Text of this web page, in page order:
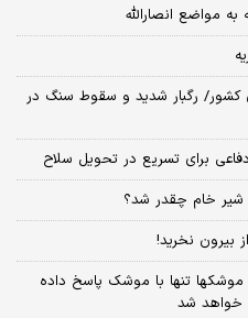
مواضع انصارالله
هواشناسی برای ۴ استان کشور/ رگبار شدید و سقوط سنگ در
/ شیر خام چقدر شد؟
بیرون نخرید!
تنها با موشک پاسخ داده
خواهد شد